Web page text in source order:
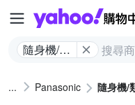
隨身機/類
Panasonic 隨身機/